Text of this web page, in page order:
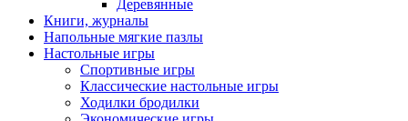
Деревянные
Книги, журналы
Напольные мягкие пазлы
Настольные игры
Спортивные игры
Классические настольные игры
Ходилки бродилки